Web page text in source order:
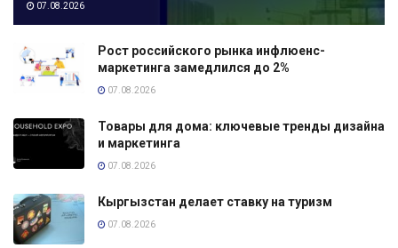
07.08.2026
Рост российского рынка инфлюенс-
маркетинга замедлился до 2%
07.08.2026
Товары для дома: ключевые тренды дизайна
и маркетинга
07.08.2026
Кыргызстан делает ставку на туризм
07.08.2026